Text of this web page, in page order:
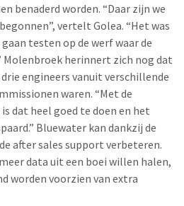
benaderd worden. “Daar zijn we
vertelt Golea. “Het was
testen op de werf waar de
Molenbroek herinnert zich nog dat
engineers vanuit verschillende
waren. “Met de
dat heel goed te doen en het
Bluewater kan dankzij de
after sales support verbeteren.
data uit een boei willen halen,
worden voorzien van extra